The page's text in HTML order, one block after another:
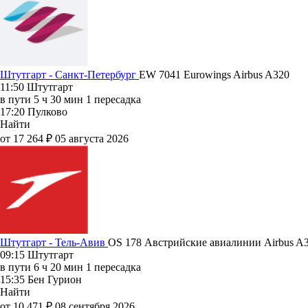
Штутгарт - Санкт-Петербург EW 7041 Eurowings Airbus A320
11:50 Штутгарт
в пути 5 ч 30 мин 1 пересадка
17:20 Пулково
Найти
от 17 264 ₽ 05 августа 2026
Штутгарт - Тель-Авив OS 178 Австрийские авиалинии Airbus
09:15 Штутгарт
в пути 6 ч 20 мин 1 пересадка
15:35 Бен Гурион
Найти